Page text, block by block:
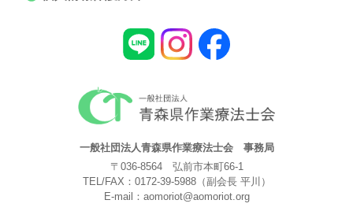
一般社団法人青森県作業療法士会 事務局
〒036-8564 弘前市本町66-1
TEL/FAX： 0172-39-5988（副会長 平川）
E-mail： aomoriot@aomoriot.org